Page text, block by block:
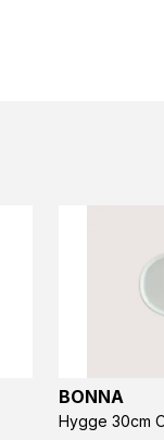
BONNA
Hygge 30cm